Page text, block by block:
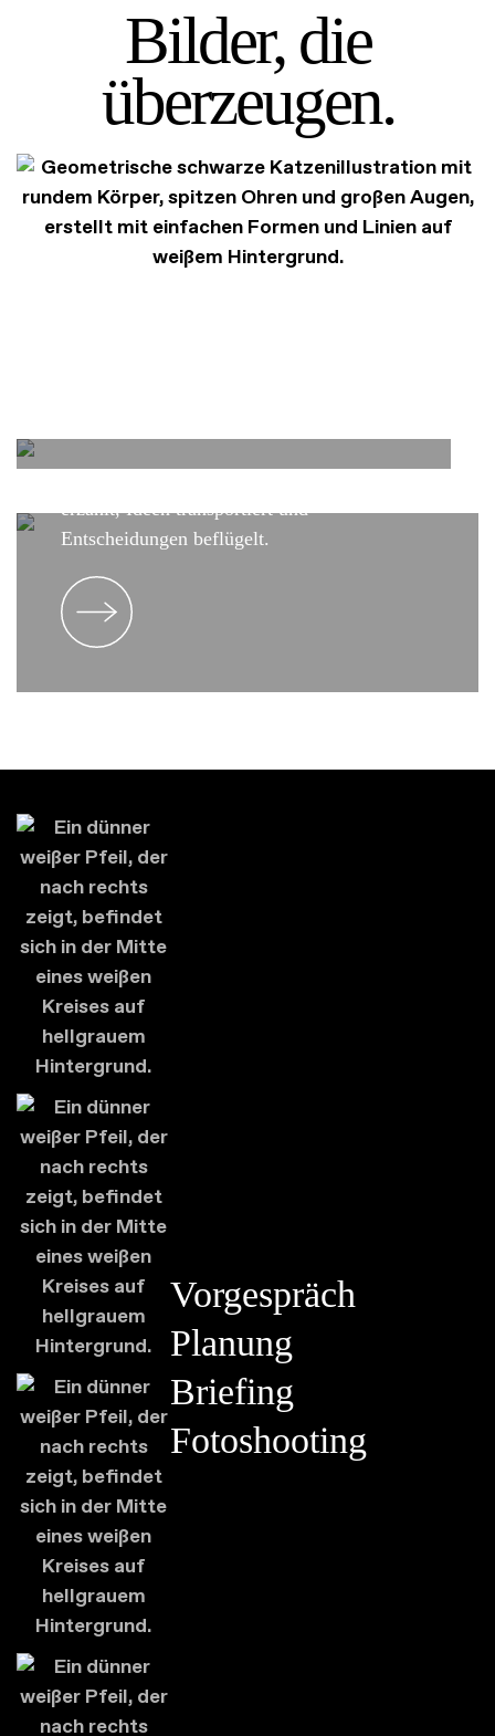
Bilder, die
überzeugen.
ersonal
Branding
Unverwechselbare Fotos für deine
Außendarstellung – jedes Bild von dir eine
erzählt, Ideen transportiert und
Entscheidungen beflügelt.
Vorgespräch
Planung
Briefing
Fotoshooting